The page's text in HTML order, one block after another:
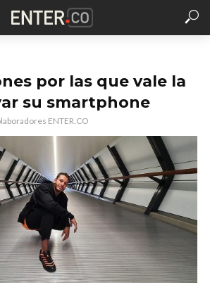
por las que vale la
su smartphone
ENTER.CO